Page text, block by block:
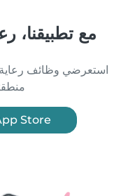
مع تطبيقنا،
استعرضي وظائف رعاية